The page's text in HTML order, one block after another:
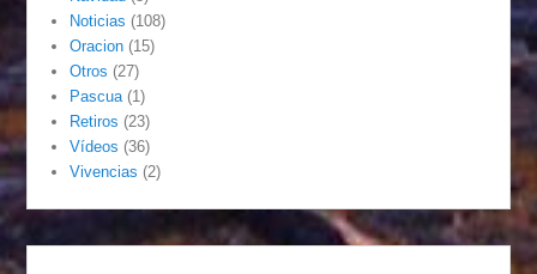
Noticias (108)
Oracion (15)
Otros (27)
Pascua (1)
Retiros (23)
Vídeos (36)
Vivencias (2)